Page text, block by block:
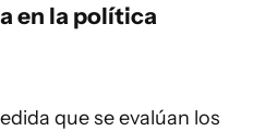
en la política
que se evalúan los